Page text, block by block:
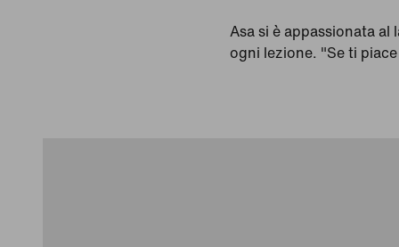
Asa si è appassionata
ogni lezione. "Se ti